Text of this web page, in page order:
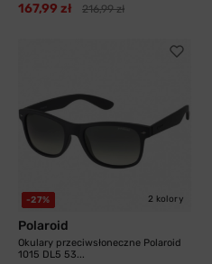
167,99 zł 216,99 zł
-27% 2 kolory
Polaroid
Okulary przeciwsłoneczne Polaroid
1015 DL5 53...